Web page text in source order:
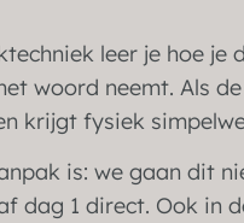
leer je hoe
woord neemt. Als
krijgt fysiek
is: we gaan dit
dag 1 direct. Ook in